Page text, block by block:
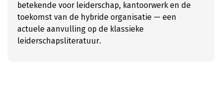
betekende voor leiderschap, kantoorwerk en de
toekomst van de hybride organisatie — een
actuele aanvulling op de klassieke
leiderschapsliteratuur.